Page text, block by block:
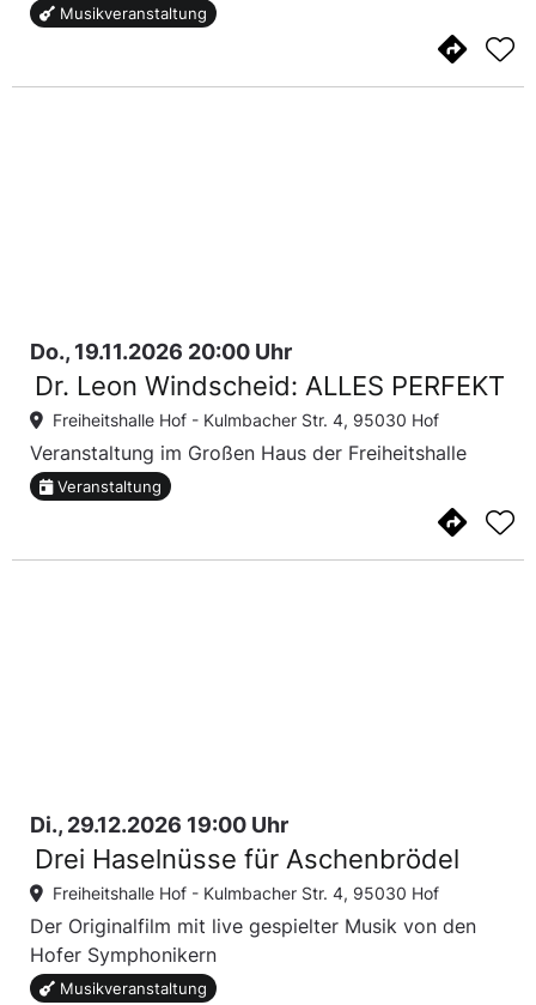
Musikveranstaltung
Do., 19.11.2026 20:00 Uhr
Dr. Leon Windscheid: ALLES PERFEKT
Freiheitshalle Hof - Kulmbacher Str. 4, 95030 Hof
Veranstaltung im Großen Haus der Freiheitshalle
Veranstaltung
Di., 29.12.2026 19:00 Uhr
Drei Haselnüsse für Aschenbrödel
Freiheitshalle Hof - Kulmbacher Str. 4, 95030 Hof
Der Originalfilm mit live gespielter Musik von den
Hofer Symphonikern
Musikveranstaltung